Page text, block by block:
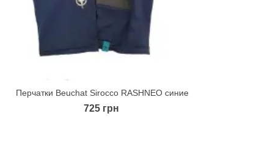
Quick view
Перчатки Beuchat Sirocco RASHNEO синие
725 грн